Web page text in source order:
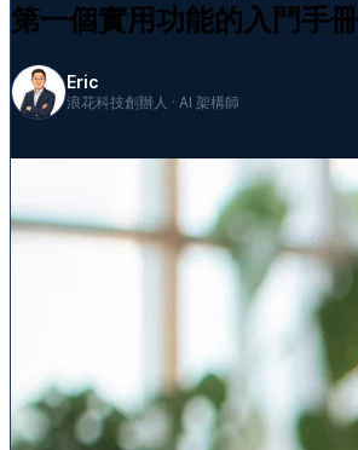
第一個實用功能的入門手冊
Eric
浪花科技創辦人 · AI 架構師